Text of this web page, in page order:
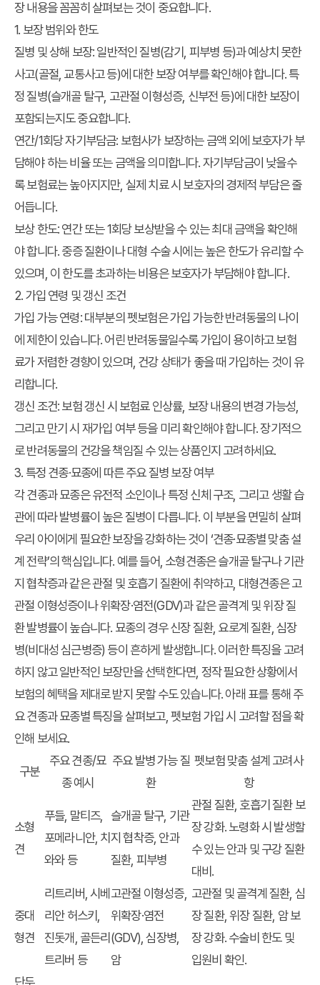
장 내용을 꼼꼼히 살펴보는 것이 중요합니다.
1. 보장 범위와 한도
질병 및 상해 보장:일반적인 질병(감기, 피부병 등)과 예상치 못한
사고(골절, 교통사고 등)에 대한 보장 여부를 확인해야 합니다. 특
정 질병(슬개골 탈구, 고관절 이형성증, 신부전 등)에 대한 보장이
포함되는지도 중요합니다.
연간/1회당 자기부담금: 보험사가 보장하는 금액 외에 보호자가 부
담해야 하는 비율 또는 금액을 의미합니다. 자기부담금이 낮을수
록 보험료는 높아지지만, 실제 치료 시 보호자의 경제적 부담은 줄
어듭니다.
보상 한도:연간 또는 1회당 보상받을 수 있는 최대 금액을 확인해
야 합니다. 중증 질환이나 대형 수술 시에는 높은 한도가 유리할 수
있으며, 이 한도를 초과하는 비용은 보호자가 부담해야 합니다.
2. 가입 연령 및 갱신 조건
가입 가능 연령:대부분의 펫보험은 가입 가능한 반려동물의 나이
에 제한이 있습니다. 어린 반려동물일수록 가입이 용이하고 보험
료가 저렴한 경향이 있으며, 건강 상태가 좋을 때 가입하는 것이 유
리합니다.
갱신 조건:보험 갱신 시 보험료 인상률, 보장 내용의 변경 가능성,
그리고 만기 시 재가입 여부 등을 미리 확인해야 합니다. 장기적으
로 반려동물의 건강을 책임질 수 있는 상품인지 고려하세요.
3. 특정 견종·묘종에 따른 주요 질병 보장 여부
각 견종과 묘종은 유전적 소인이나 특정 신체 구조, 그리고 생활 습
관에 따라 발병률이 높은 질병이 다릅니다. 이 부분을 면밀히 살펴
우리 아이에게 필요한 보장을 강화하는 것이 ‘견종·묘종별 맞춤 설
계 전략’의 핵심입니다. 예를 들어, 소형견종은 슬개골 탈구나 기관
지 협착증과 같은 관절 및 호흡기 질환에 취약하고, 대형견종은 고
관절 이형성증이나 위확장·염전(GDV)과 같은 골격계 및 위장 질
환 발병률이 높습니다. 묘종의 경우 신장 질환, 요로계 질환, 심장
병(비대성 심근병증) 등이 흔하게 발생합니다. 이러한 특징을 고려
하지 않고 일반적인 보장만을 선택한다면, 정작 필요한 상황에서
보험의 혜택을 제대로 받지 못할 수도 있습니다. 아래 표를 통해 주
요 견종과 묘종별 특징을 살펴보고, 펫보험 가입 시 고려할 점을 확
인해 보세요.
구분
주요 견종/묘
종 예시
주요 발병 가능 질
환
펫보험 맞춤 설계 고려사
항
소형
견
푸들, 말티즈,
포메라니안, 치
와와 등
슬개골 탈구, 기관
지 협착증, 안과
질환, 피부병
관절 질환, 호흡기 질환 보
장 강화. 노령화 시 발생할
수 있는 안과 및 구강 질환
대비.
중대
형견
리트리버, 시베
리안 허스키,
진돗개, 골든리
트리버 등
고관절 이형성증,
위확장·염전
(GDV), 심장병,
암
고관절 및 골격계 질환, 심
장 질환, 위장 질환, 암 보
장 강화. 수술비 한도 및
입원비 확인.
단두